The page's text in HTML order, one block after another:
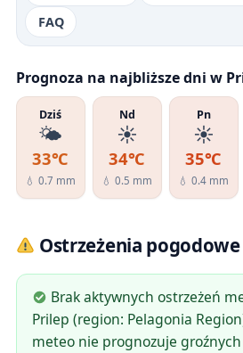
FAQ
Prognoza na najbliższe dni w
Dziś
🌤️
33℃
💧 0.7 mm
Nd
☀️
34℃
💧 0.5 mm
Pn
☀️
35℃
💧 0.4 mm
Ostrzeżenia
Brak aktywnych ostrzeżeń
Prilep (region: Pelagonia
meteo nie prognozuje groźnych